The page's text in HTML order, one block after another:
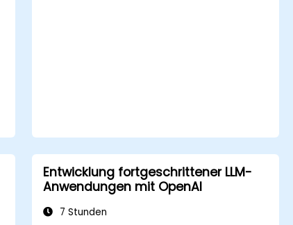
Entwicklung fortgeschrittener LLM-
Anwendungen mit OpenAI
7 Stunden